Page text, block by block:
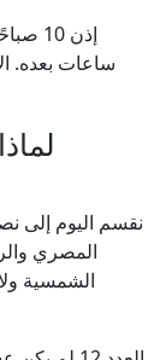
ساعات بعده.
المصري
الشمسية